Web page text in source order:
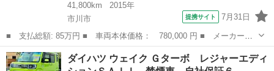
41,800km
2015年
市川市
提携サイト 7月31日
■ 支払総額: 85万円 ■ 車両本体価格： 780,000 円 ■ メーカー
名： ダイハツ ■ 車種名： ウェイク ■ グレード名： Ｇ Ｓ
Ａ 両側電動スライド・ターボ・フルセグＴＶ・バックカメラ ■ 排
千葉 市川市 ウェイク
ダイハツ ウェイク Ｇターボ レジャーエディ